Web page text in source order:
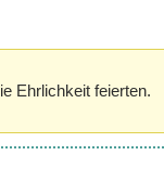
Ehrlichkeit feierten.